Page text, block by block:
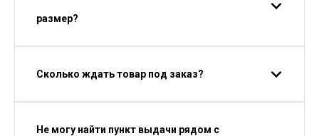
размер?
Сколько ждать товар под заказ?
Не могу найти пункт выдачи рядом с